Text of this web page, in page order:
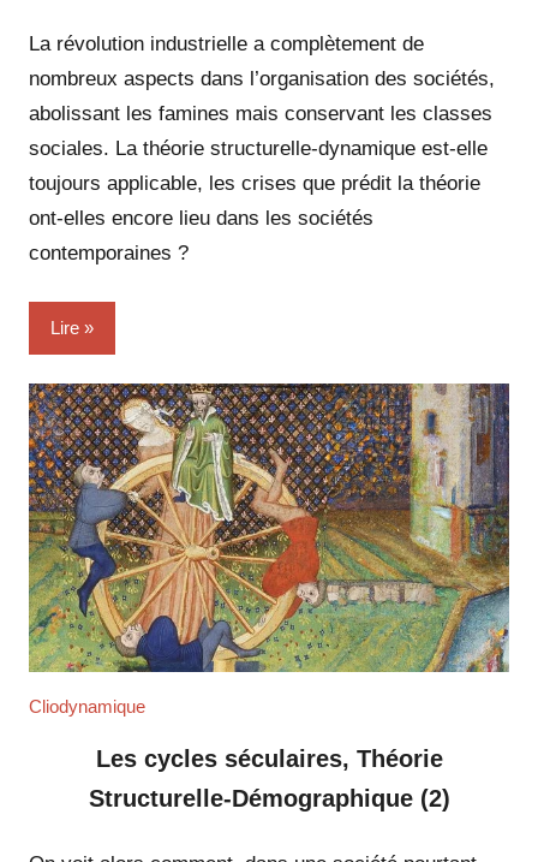
La révolution industrielle a complètement de
nombreux aspects dans l’organisation des sociétés,
abolissant les famines mais conservant les classes
sociales. La théorie structurelle-dynamique est-elle
toujours applicable, les crises que prédit la théorie
ont-elles encore lieu dans les sociétés
contemporaines ?
Lire
Cliodynamique
Les cycles séculaires, Théorie
Structurelle-Démographique (2)